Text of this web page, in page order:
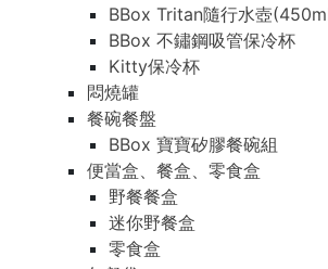
BBox Tritan隨行水壺
BBox 不鏽鋼吸管保冷杯
Kitty保冷杯
悶燒罐
餐碗餐盤
BBox 寶寶矽膠餐碗組
便當盒、餐盒、零食盒
野餐餐盒
迷你野餐盒
零食盒